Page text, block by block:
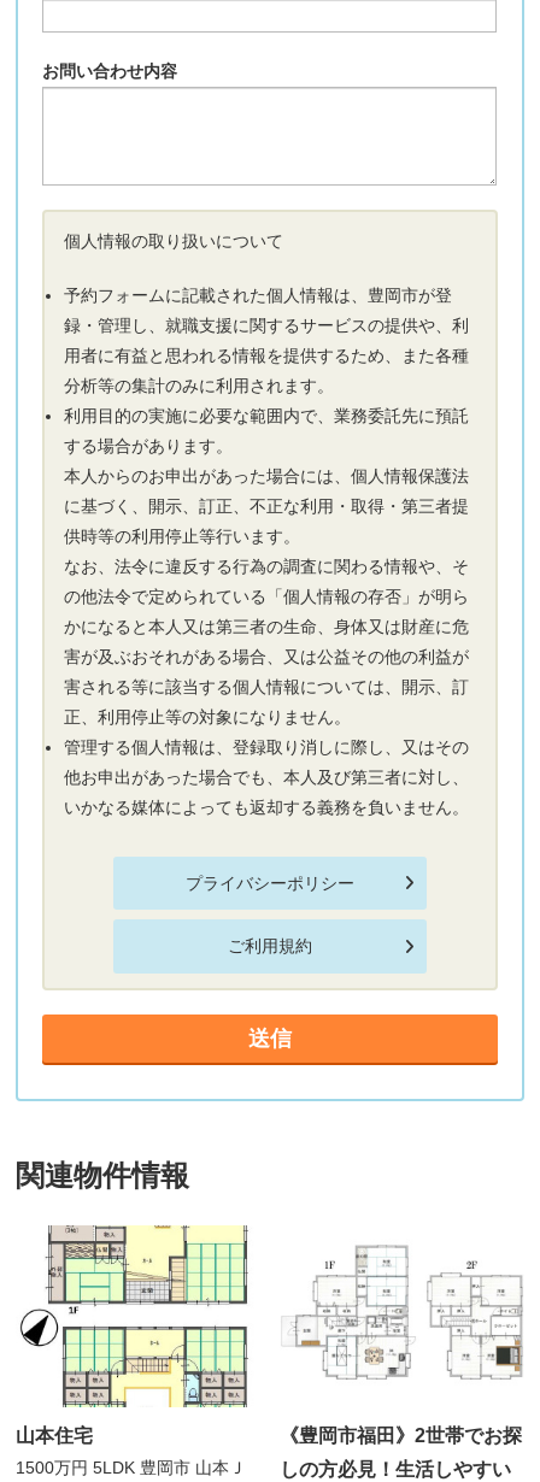
お問い合わせ内容
個人情報の取り扱いについて
予約フォームに記載された個人情報は、豊岡市が登
録・管理し、就職支援に関するサービスの提供や、利
用者に有益と思われる情報を提供するため、また各種
分析等の集計のみに利用されます。
利用目的の実施に必要な範囲内で、業務委託先に預託
する場合があります。
本人からのお申出があった場合には、個人情報保護法
に基づく、開示、訂正、不正な利用・取得・第三者提
供時等の利用停止等行います。
なお、法令に違反する行為の調査に関わる情報や、そ
の他法令で定められている「個人情報の存否」が明ら
かになると本人又は第三者の生命、身体又は財産に危
害が及ぶおそれがある場合、又は公益その他の利益が
害される等に該当する個人情報については、開示、訂
正、利用停止等の対象になりません。
管理する個人情報は、登録取り消しに際し、又はその
他お申出があった場合でも、本人及び第三者に対し、
いかなる媒体によっても返却する義務を負いません。
プライバシーポリシー
ご利用規約
関連物件情報
山本住宅
1500万円5LDK 豊岡市 山本 Ｊ
《豊岡市福田》2世帯でお探
しの方必見！生活しやすい